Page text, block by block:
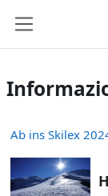
Ab ins Skilex